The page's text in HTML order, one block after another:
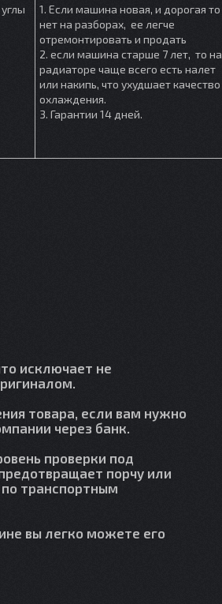
1. Если машина новая, и дорогая то
нет на разборах, ее легче
отремонтировать и продать
2. если машина старше 7 лет, то на
радиаторе чаще всего есть налет
или накипь, что ухудшает качество
охлаждения.
3. Гарантии 14 дней.
исключает не
товара, если вам нужно
через банк.
проверки под
порчу или
по транспортным
вы легко можете его